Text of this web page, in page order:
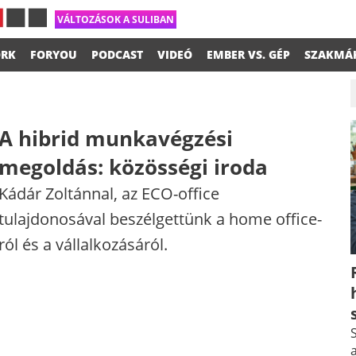
VÁLTOZÁSOK A SULIBAN
FORYOU PODCAST VIDEÓ EMBER VS. GÉP
hibrid munkavégzési
közösségi iroda
Zoltánnal, az ECO-office
beszélgettünk a home office-
és a vállalkozásáról.